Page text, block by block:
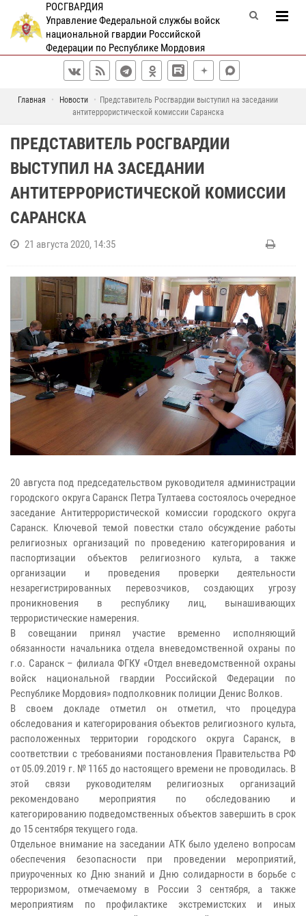
РОСГВАРДИЯ
Управление Федеральной службы войск
национальной гвардии Российской
Федерации по Республике Мордовия
Главная Новости
Представитель Росгвардии выступил на заседании
антитеррористической комиссии Саранска
ПРЕДСТАВИТЕЛЬ РОСГВАРДИИ
ВЫСТУПИЛ НА ЗАСЕДАНИИ
АНТИТЕРРОРИСТИЧЕСКОЙ КОМИССИИ
САРАНСКА
21 августа 2020, 14:35
20 августа под председательством руководителя администрации
городского округа Саранск Петра Тултаева состоялось очередное
заседание Антитеррористической комиссии городского округа
Саранск. Ключевой темой повестки стало обсуждение работы
религиозных организаций по проведению категорирования и
паспортизации объектов религиозного культа, а также
организации и проведения проверки деятельности
незарегистрированных перевозчиков, создающих угрозу
проникновения в республику лиц, вынашивающих
террористические намерения.
В совещании принял участие временно исполняющий
обязанности начальника отдела вневедомственной охраны по
г.о. Саранск – филиала ФГКУ «Отдел вневедомственной охраны
войск национальной гвардии Российской Федерации по
Республике Мордовия» подполковник полиции Денис Волков.
В своем докладе отметил он отметил, что процедура
обследования и категорирования объектов религиозного культа,
расположенных территории городского округа Саранск, в
соответствии с требованиями постановления Правительства РФ
от 05.09.2019 г. № 1165 до настоящего времени не проводилась. В
этой связи руководителям религиозных организаций
рекомендовано мероприятия по обследованию и
категорированию подведомственных объектов завершить в срок
до 15 сентября текущего года.
Отдельное внимание на заседании АТК было уделено вопросам
обеспечения безопасности при проведении мероприятий,
приуроченных ко Дню знаний и Дню солидарности в борьбе с
терроризмом, отмечаемому в России 3 сентября, а также
мероприятиям по профилактике экстремистских и иных